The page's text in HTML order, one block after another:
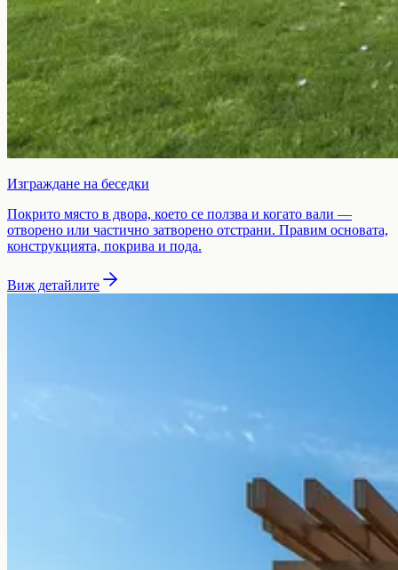
Изграждане на беседки
Покрито място в двора, което се ползва и когато вали —
отворено или частично затворено отстрани. Правим основата,
конструкцията, покрива и пода.
Виж детайлите